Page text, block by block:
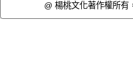
@ 楊桃文化著作權所有